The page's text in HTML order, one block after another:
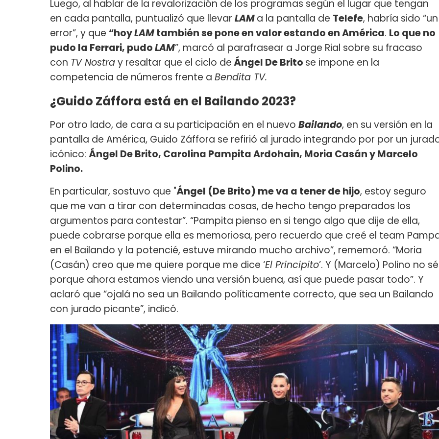
Luego, al hablar de la revalorización de los programas según el lugar que tengan
en cada pantalla, puntualizó que llevar LAMa la pantalla de Telefe, habría sido “un
error”, y que “hoyLAMtambién se pone en valor estando en América. Lo que no
pudo la Ferrari, pudoLAM”, marcó al parafrasear a Jorge Rial sobre su fracaso
con TV Nostray resaltar que el ciclo deÁngel De Brito se impone en la
competencia de números frente a Bendita TV.
¿Guido Záffora está en el Bailando 2023?
Por otro lado, de cara a su participación en el nuevo Bailando, en su versión en la
pantalla de América, Guido Záffora se refirió al jurado integrando por por un
icónico: Ángel De Brito, Carolina Pampita Ardohain, Moria Casán y Marcelo
Polino.
En particular, sostuvo que "Ángel (De Brito) me va a tener de hijo, estoy seguro
que me van a tirar con determinadas cosas, de hecho tengo preparados los
argumentos para contestar”. “Pampita pienso en si tengo algo que dije de ella,
puede cobrarse porque ella es memoriosa, pero recuerdo que creé el team
en el Bailando y la potencié, estuve mirando mucho archivo”, rememoró. “Moria
(Casán) creo que me quiere porque me dice ‘El Principito’. Y (Marcelo) Polino no sé
porque ahora estamos viendo una versión buena, así que puede pasar todo”. Y
aclaró que “ojalá no sea un Bailando políticamente correcto, que sea un Bailando
con jurado picante”, indicó.